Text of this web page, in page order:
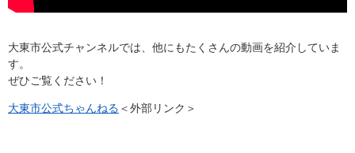
大東市公式チャンネルでは、他にもたくさんの動画を紹介していま
す。
ぜひご覧ください！
大東市公式ちゃんねる ＜外部リンク＞